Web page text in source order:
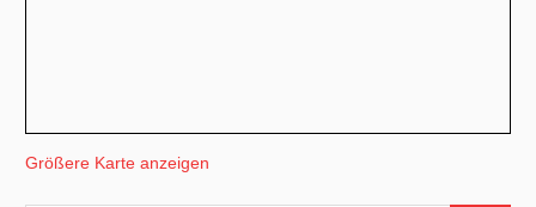
Größere Karte anzeigen